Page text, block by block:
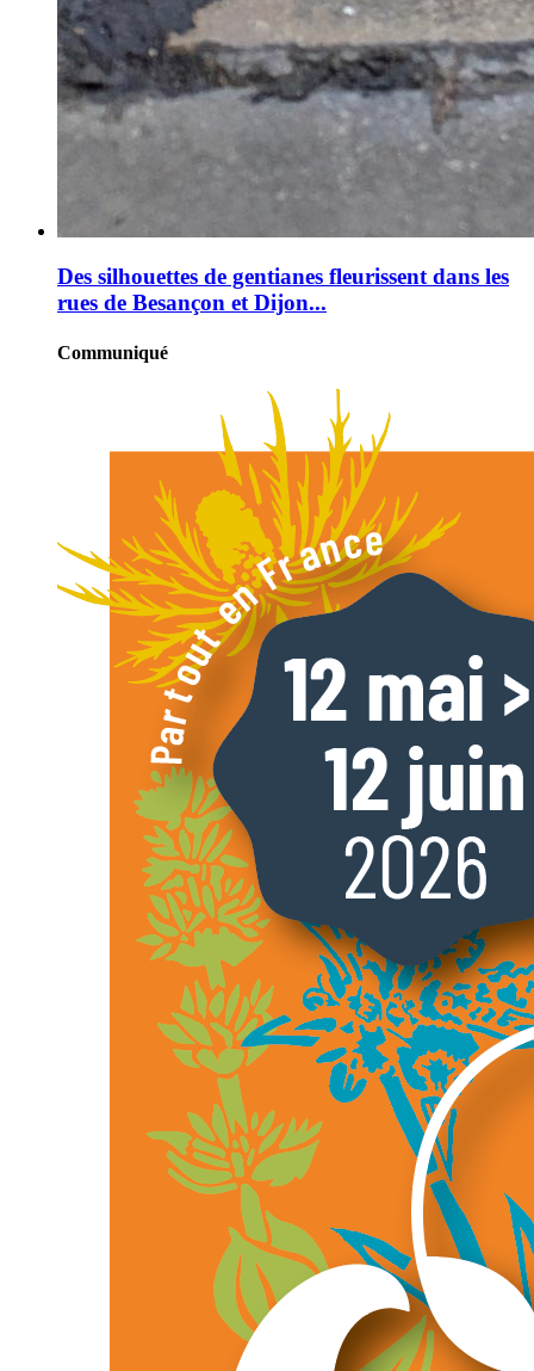
Des silhouettes de gentianes fleurissent dans les
rues de Besançon et Dijon...
Communiqué